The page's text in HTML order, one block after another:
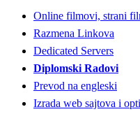
Online filmovi, strani
Razmena Linkova
Dedicated Servers
Diplomski Radovi
Prevod na engleski
Izrada web sajtova i